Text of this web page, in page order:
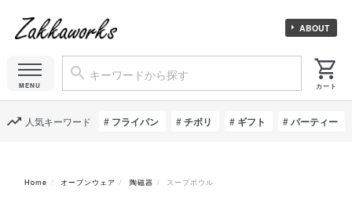
ABOUT
人気キーワード フライパン チボリ ギフト パーティー
Home オーブンウェア 陶磁器 スープボウル